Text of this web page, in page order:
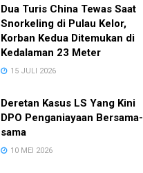
Dua Turis China Tewas Saat
Snorkeling di Pulau Kelor,
Korban Kedua Ditemukan di
Kedalaman 23 Meter
15 JULI 2026
Deretan Kasus LS Yang Kini
DPO Penganiayaan Bersama-
sama
10 MEI 2026